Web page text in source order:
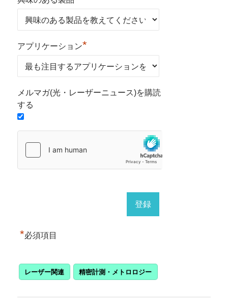
アプリケーション*
メルマガ(光・レーザーニュース)を購読
する
*必須項目
レーザー関連 精密計測・メトロロジー